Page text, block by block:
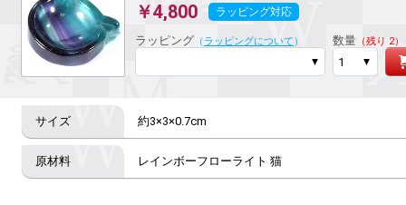
￥4,800 ラッピング対応
ラッピング （ ラッピングについて ） 数量（残り 2）
約3×3×0.7cm
レインボーフローライト 猫